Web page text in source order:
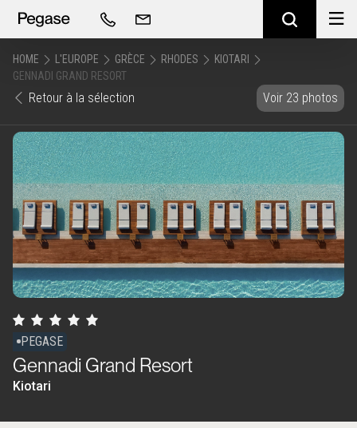
HOME L'EUROPE GRÈCE RHODES
KIOTARI
GENNADI GRAND RESORT
Retour à la sélection Voir 23 photos
PEGASE
Gennadi Grand Resort
Kiotari